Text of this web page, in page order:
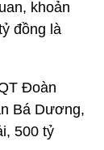
khoản
đồng là
Đoàn
Bá Dương,
500 tỷ